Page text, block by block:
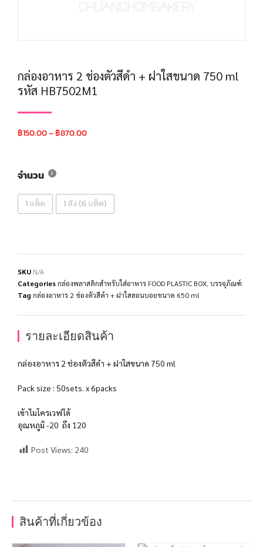
กล่องอาหาร 2 ช่องตัวสีดำ + ฝาใสขนาด 750 ml
รหัส HB7502M1
฿150.00–฿870.00
จำนวน
1 แพ็ค 1 ลัง (6 แพ็ค)
SKU N/A
Categoriesกล่องพลาสติกสำหรับใส่อาหาร FOOD PLASTIC BOX บรรจุภัณฑ์
Tag กล่องอาหาร 2 ช่องตัวสีดำ + ฝาใสฮอนบอยขนาด 650 ml
รายละเอียดสินค้า
กล่องอาหาร 2 ช่องตัวสีดำ + ฝาใสขนาด 750 ml
Pack size : 50sets. x 6packs
เข้าไมโครเวฟได้
อุณหภูมิ -20 ถึง 120
Post Views: 240
สินค้าที่เกี่ยวข้อง